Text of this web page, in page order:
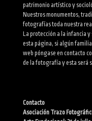
patrimonio artístico y
Nuestros monumentos,
fotografías toda nuestra
La protección a la infancia
esta página, si algún
web póngase en contacto
de la fotografía y esta será
Contacto
Asociación Trazo